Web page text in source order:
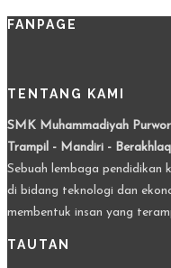
FANPAGE
TENTANG KAMI
SMK Muhammadiyah
Trampil - Mandiri - Berakhlaq
Sebuah lembaga pendidikan
di bidang teknologi dan
membentuk insan yang
TAUTAN